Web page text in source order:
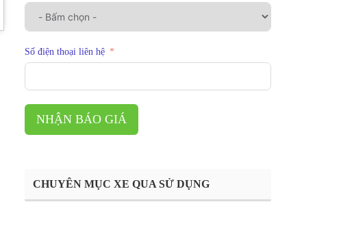
Số điện thoại liên hệ
NHẬN BÁO GIÁ
CHUYÊN MỤC XE QUA SỬ DỤNG